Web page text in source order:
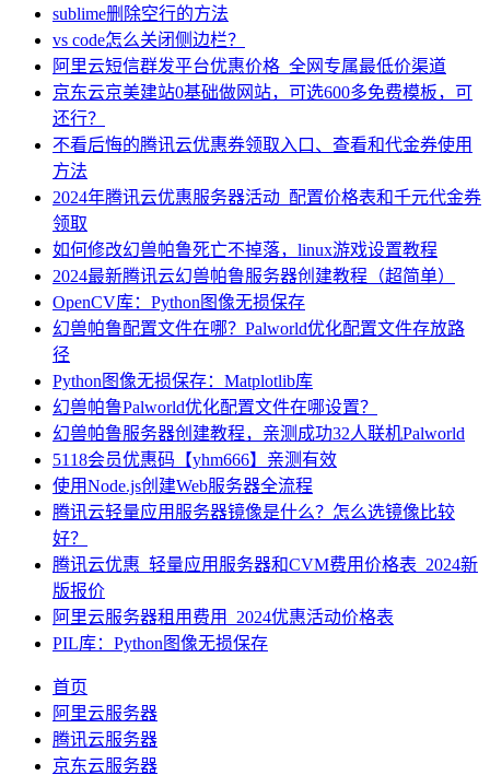
sublime删除空行的方法
vs code怎么关闭侧边栏？
阿里云短信群发平台优惠价格_全网专属最低价渠道
京东云京美建站0基础做网站，可选600多免费模板，可
还行？
不看后悔的腾讯云优惠券领取入口、查看和代金券使用
方法
2024年腾讯云优惠服务器活动_配置价格表和千元代金券
领取
如何修改幻兽帕鲁死亡不掉落，linux游戏设置教程
2024最新腾讯云幻兽帕鲁服务器创建教程（超简单）
OpenCV库：Python图像无损保存
幻兽帕鲁配置文件在哪？Palworld优化配置文件存放路
径
Python图像无损保存：Matplotlib库
幻兽帕鲁Palworld优化配置文件在哪设置？
幻兽帕鲁服务器创建教程，亲测成功32人联机Palworld
5118会员优惠码【yhm666】亲测有效
使用Node.js创建Web服务器全流程
腾讯云轻量应用服务器镜像是什么？怎么选镜像比较
好？
腾讯云优惠_轻量应用服务器和CVM费用价格表_2024新
版报价
阿里云服务器租用费用_2024优惠活动价格表
PIL库：Python图像无损保存
首页
阿里云服务器
腾讯云服务器
京东云服务器